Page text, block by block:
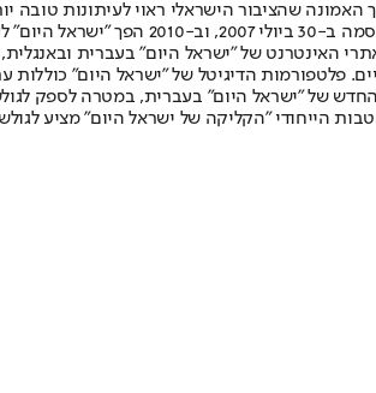
שהציבור הישראלי ראוי לעיתונות טובה
תשלום. המהדורה המודפסת
פלטפורמות הדיגיטל של "ישראל היום" כוללות
החדש של "ישראל היום" בעברית, במטרה
הייחודי "הקליקה של ישראל היום" מציע